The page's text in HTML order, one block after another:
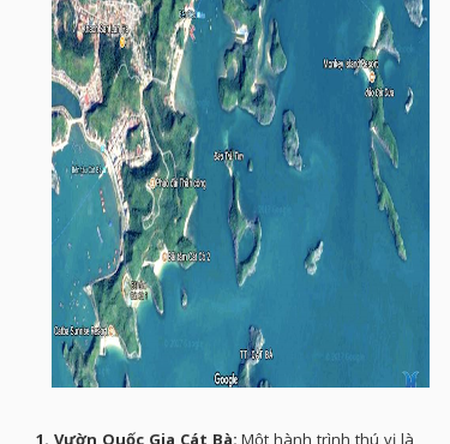
1. Vườn Quốc Gia Cát Bà:Một hành trình thú vị là